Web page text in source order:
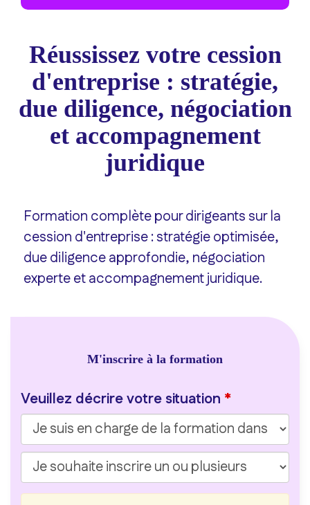
Réussissez votre cession
d'entreprise : stratégie,
due diligence, négociation
et accompagnement
juridique
Formation complète pour dirigeants sur la
cession d'entreprise : stratégie optimisée,
due diligence approfondie, négociation
experte et accompagnement juridique.
M'inscrire à la formation
Veuillez décrire votre situation